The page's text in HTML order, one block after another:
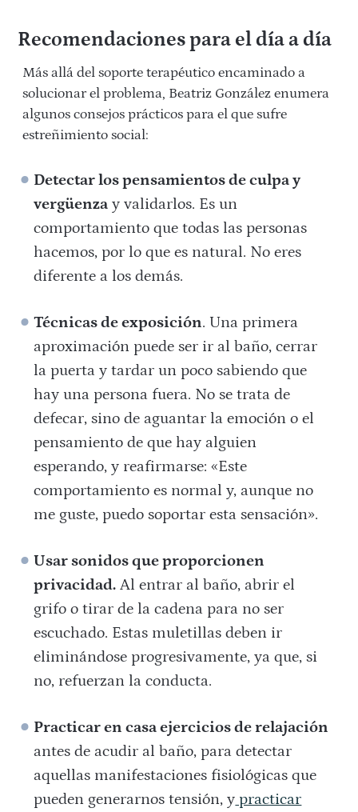
Recomendaciones para el día a día
Más allá del soporte terapéutico encaminado a
solucionar el problema, Beatriz González enumera
algunos consejos prácticos para el que sufre
estreñimiento social:
Detectar los pensamientos de culpa y
vergüenza y validarlos. Es un
comportamiento que todas las personas
hacemos, por lo que es natural. No eres
diferente a los demás.
Técnicas de exposición. Una primera
aproximación puede ser ir al baño, cerrar
la puerta y tardar un poco sabiendo que
hay una persona fuera. No se trata de
defecar, sino de aguantar la emoción o el
pensamiento de que hay alguien
esperando, y reafirmarse: «Este
comportamiento es normal y, aunque no
me guste, puedo soportar esta sensación».
Usar sonidos que proporcionen
privacidad. Al entrar al baño, abrir el
grifo o tirar de la cadena para no ser
escuchado. Estas muletillas deben ir
eliminándose progresivamente, ya que, si
no, refuerzan la conducta.
Practicar en casa ejercicios de relajación
antes de acudir al baño, para detectar
aquellas manifestaciones fisiológicas que
pueden generarnos tensión, y practicar